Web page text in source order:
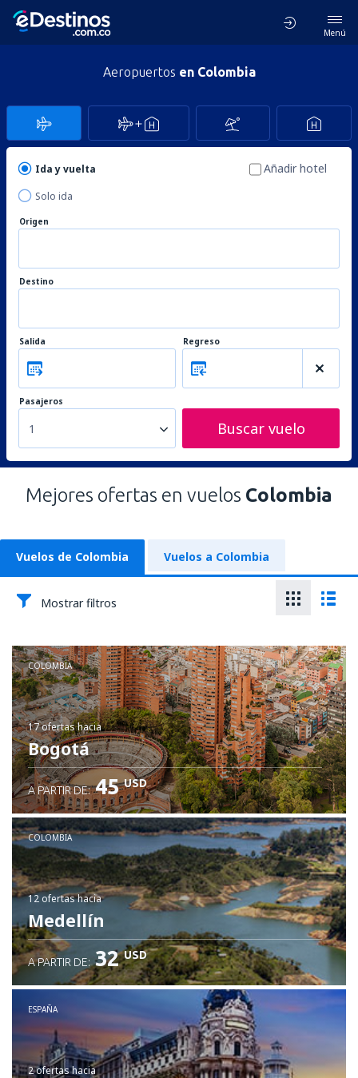
Menú
Aeropuertos en Colombia
Ida y vuelta
Solo ida
Añadir hotel
Origen
Destino
Salida Regreso
Pasajeros
1 Buscar vuelo
Mejores ofertas en vuelos Colombia
Vuelos de Colombia Vuelos a Colombia
Mostrar filtros
COLOMBIA
17 ofertashacia
Bogotá
A PARTIR DE: 45 USD
COLOMBIA
12 ofertashacia
Medellín
A PARTIR DE: 32 USD
ESPAÑA
2 ofertashacia